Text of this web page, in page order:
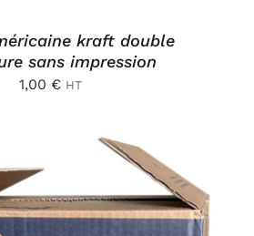
kraft double
sans impression
1,00 € HT